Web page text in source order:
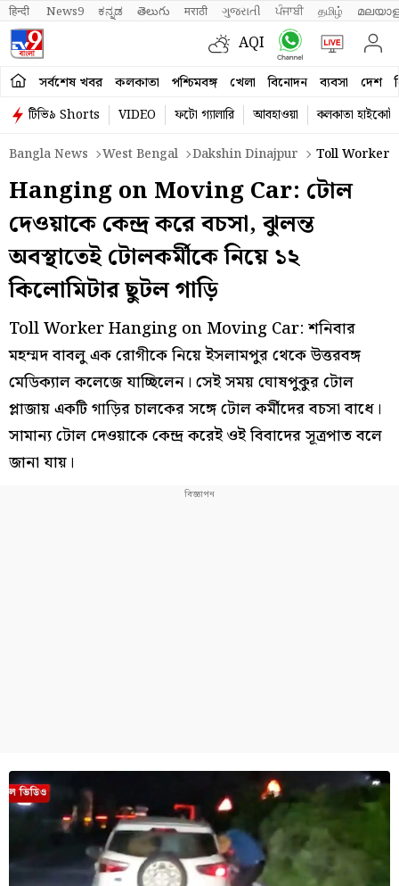
हिन्दी News9 ಕನ್ನಡ తెలుగు मराठी ગુજરાતી ਪੰਜਾਬੀ தமிழ்
AQI
সর্বশেষ খবর কলকাতা পশ্চিমবঙ্গ খেলা বিনোদন ব্যবসা দেশ
টিভি৯ Shorts VIDEO ফটো গ্যালারি আবহাওয়া
কলকাতা হাইকোর্ট
Bangla News
West Bengal Dakshin Dinajpur Toll Worker
Hanging on Moving Car: টোল
দেওয়াকে কেন্দ্র করে বচসা, ঝুলন্ত
অবস্থাতেই টোলকর্মীকে নিয়ে ১২
কিলোমিটার ছুটল গাড়ি
Toll Worker Hanging on Moving Car: শনিবার
মহম্মদ বাবলু এক রোগীকে নিয়ে ইসলামপুর থেকে উত্তরবঙ্গ
মেডিক্যাল কলেজে যাচ্ছিলেন। সেই সময় ঘোষপুকুর টোল
প্লাজায় একটি গাড়ির চালকের সঙ্গে টোল কর্মীদের বচসা বাধে।
সামান্য টোল দেওয়াকে কেন্দ্র করেই ওই বিবাদের সূত্রপাত বলে
জানা যায়।